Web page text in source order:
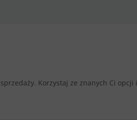
Korzystaj ze znanych Ci opcji i